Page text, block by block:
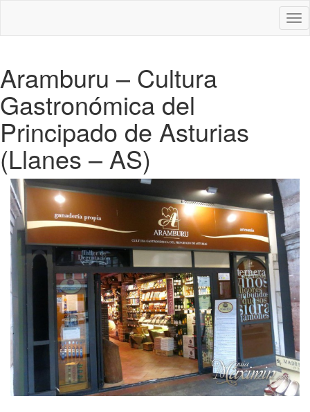
Aramburu – Cultura
Gastronómica del
Principado de Asturias
(Llanes – AS)